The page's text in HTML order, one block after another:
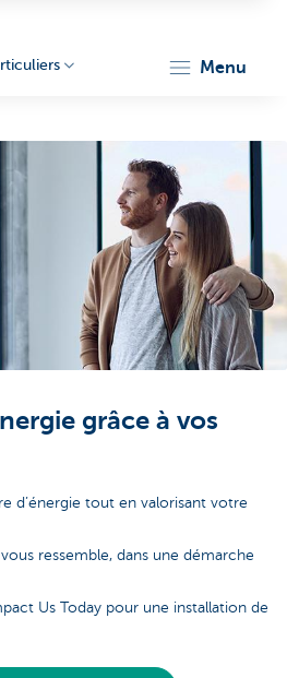
menu
grâce à vos
d’énergie tout en valorisant votre
ressemble, dans une démarche
Us Today pour une installation de